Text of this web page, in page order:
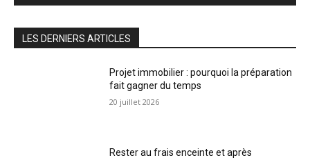
LES DERNIERS ARTICLES
Projet immobilier : pourquoi la préparation
fait gagner du temps
20 juillet 2026
Rester au frais enceinte et après